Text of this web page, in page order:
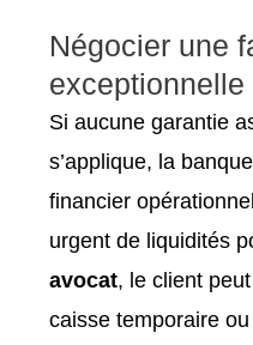
Négocier une
exceptionnelle
Si aucune garantie
s’applique, la
financier
urgent de liquidités
avocat, le client
caisse temporaire